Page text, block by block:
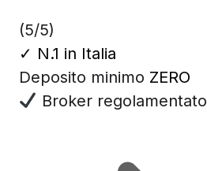
(5/5)
✓ N.1 in Italia
Deposito minimo ZERO
Broker regolamentato